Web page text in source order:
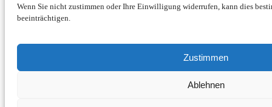
Wenn Sie nicht zustimmen oder Ihre Einwilligung widerrufen, kann dies
beeinträchtigen.
Zustimmen
Ablehnen